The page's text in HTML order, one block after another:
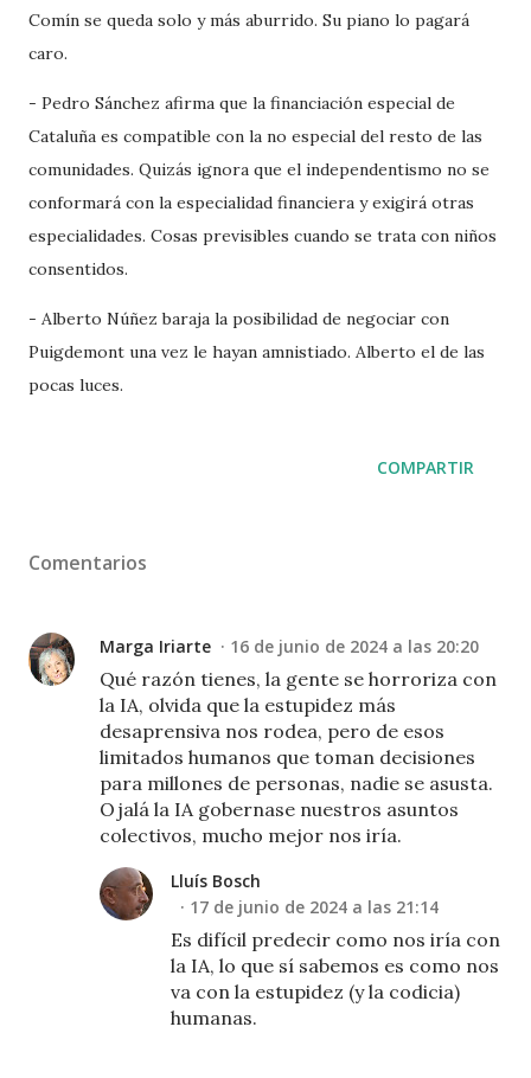
Comín se queda solo y más aburrido. Su piano lo pagará
caro.
- Pedro Sánchez afirma que la financiación especial de
Cataluña es compatible con la no especial del resto de las
comunidades. Quizás ignora que el independentismo no se
conformará con la especialidad financiera y exigirá otras
especialidades. Cosas previsibles cuando se trata con niños
consentidos.
- Alberto Núñez baraja la posibilidad de negociar con
Puigdemont una vez le hayan amnistiado. Alberto el de las
pocas luces.
COMPARTIR
Comentarios
Marga Iriarte 16 de junio de 2024 a las 20:20
Qué razón tienes, la gente se horroriza con
la IA, olvida que la estupidez más
desaprensiva nos rodea, pero de esos
limitados humanos que toman decisiones
para millones de personas, nadie se asusta.
Ojalá la IA gobernase nuestros asuntos
colectivos, mucho mejor nos iría.
Lluís Bosch
17 de junio de 2024 a las 21:14
Es difícil predecir como nos iría con
la IA, lo que sí sabemos es como nos
va con la estupidez (y la codicia)
humanas.